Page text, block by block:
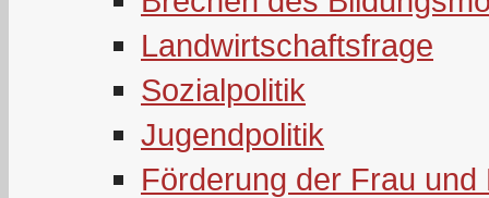
Landwirtschaftsfrage
Sozialpolitik
Jugendpolitik
Förderung der Frau und